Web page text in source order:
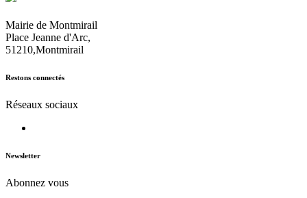
Mairie de Montmirail
Place Jeanne d'Arc,
51210,Montmirail
Restons connectés
Réseaux sociaux
Newsletter
Abonnez vous